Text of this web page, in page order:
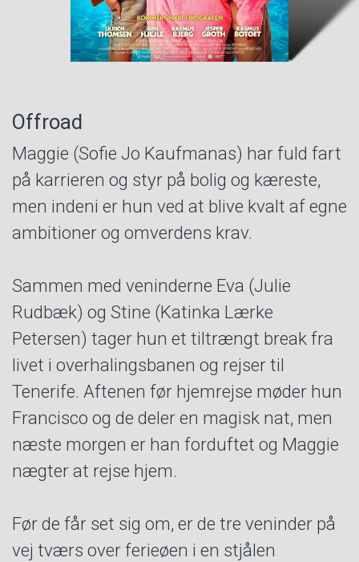
Offroad
Maggie (Sofie Jo Kaufmanas) har fuld fart
på karrieren og styr på bolig og kæreste,
men indeni er hun ved at blive kvalt af egne
ambitioner og omverdens krav.
Sammen med veninderne Eva (Julie
Rudbæk) og Stine (Katinka Lærke
Petersen) tager hun et tiltrængt break fra
livet i overhalingsbanen og rejser til
Tenerife. Aftenen før hjemrejse møder hun
Francisco og de deler en magisk nat, men
næste morgen er han forduftet og Maggie
nægter at rejse hjem.
Før de får set sig om, er de tre veninder på
vej tværs over ferieøen i en stjålen